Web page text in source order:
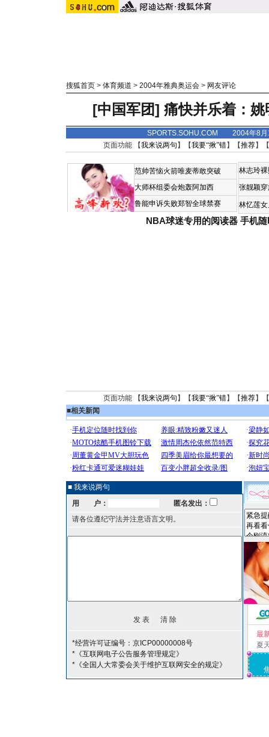
搜狐首页 > 体育频道 > 2004年雅典奥运会 > 网友评论
[中国军团] 痛快并乐着：
SPORTS.SOHU.COM 2004年8
页面功能 【我来说两句 】【我要“揪”错】【推荐】
范帅苦恼火箭唯麦蒂敢突破
大师杯组委会炮轰阿加西
鲁能申诉失败郑智全球禁赛
林志玲
张靓颖
林忆莲
NBA球迷专用的阅读器 手机
页面功能 【我来说两句 】【我要“揪”错】【推荐】
■相关新闻
■ 我来说两句
用 户：
匿名发出：
请各位遵纪守法并注意语言文明。
*经营许可证编号：京ICP00000008号
*《互联网电子公告服务管理规定》
*《全国人大常委会关于维护互联网安全的规定》
最
夏